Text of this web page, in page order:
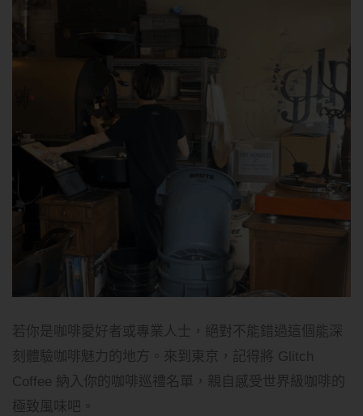
若你是咖啡愛好者或專業人士，絕對不能錯過這個能深
刻體驗咖啡魅力的地方。來到東京，記得將 Glitch
Coffee 納入你的咖啡巡禮名單，親自感受世界級咖啡的
極致風味吧。